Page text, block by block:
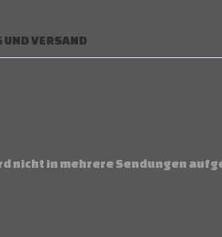
UND VERSAND
nicht in mehrere Sendungen